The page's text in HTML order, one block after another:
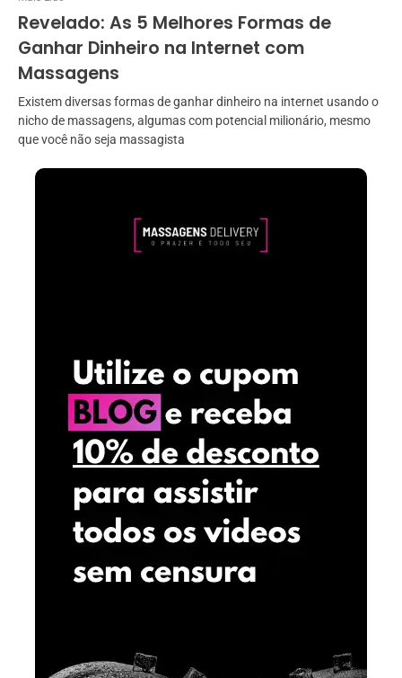
Revelado: As 5 Melhores Formas de
Ganhar Dinheiro na Internet com
Massagens
Existem diversas formas de ganhar dinheiro na internet usando o
nicho de massagens, algumas com potencial milionário, mesmo
que você não seja massagista